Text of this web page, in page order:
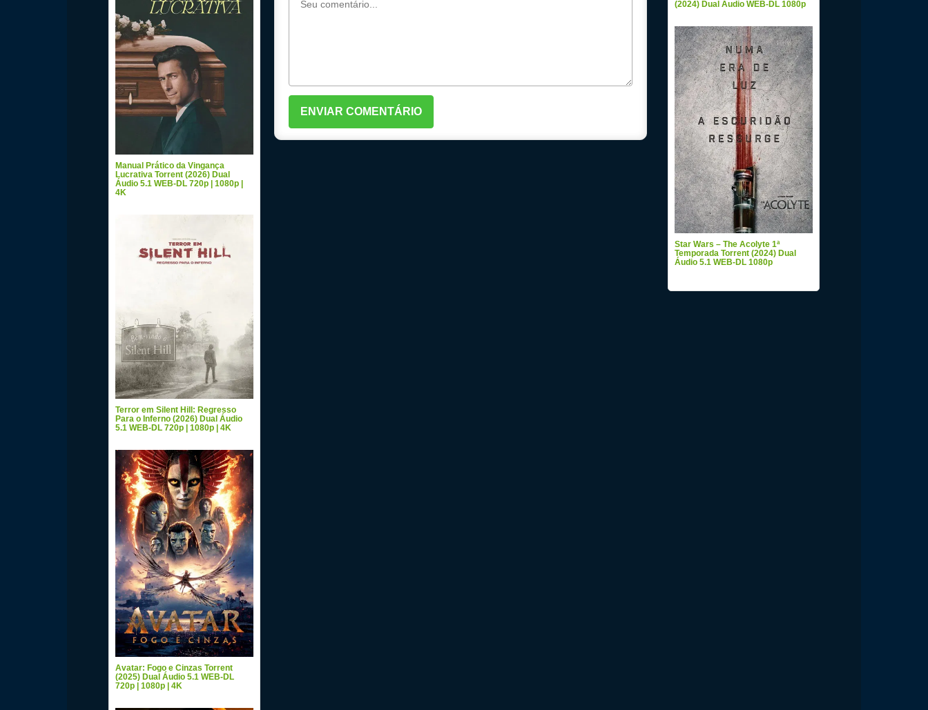
Manual Prático da Vingança
Lucrativa Torrent (2026) Dual
Áudio 5.1 WEB-DL 720p | 1080p |
4K
Terror em Silent Hill: Regresso
Para o Inferno (2026) Dual Áudio
5.1 WEB-DL 720p | 1080p | 4K
Avatar: Fogo e Cinzas Torrent
(2025) Dual Áudio 5.1 WEB-DL
720p | 1080p | 4K
(2024) Dual Áudio WEB-DL 1080p
Star Wars – The Acolyte 1ª
Temporada Torrent (2024) Dual
Áudio 5.1 WEB-DL 1080p